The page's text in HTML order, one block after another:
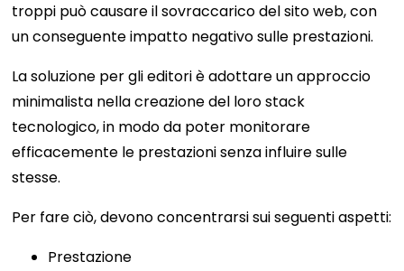
troppi può causare il sovraccarico del sito web, con
un conseguente impatto negativo sulle prestazioni.
La soluzione per gli editori è adottare un approccio
minimalista nella creazione del loro stack
tecnologico, in modo da poter monitorare
efficacemente le prestazioni senza influire sulle
stesse.
Per fare ciò, devono concentrarsi sui seguenti aspetti:
Prestazione